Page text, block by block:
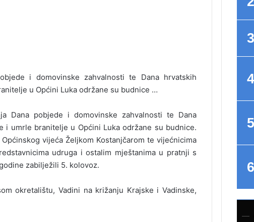
i domovinske zahvalnosti te Dana hrvatskih
u Općini Luka održane su budnice …
Dana pobjede i domovinske zahvalnosti te Dana
i umrle branitelje u Općini Luka održane su budnice.
vijeća Željkom Kostanjčarom te vijećnicima
udruga i ostalim mještanima u pratnji s
zabilježili 5. kolovoz.
okretalištu, Vadini na križanju Krajske i Vadinske,